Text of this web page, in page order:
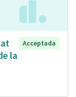
la
Acceptada